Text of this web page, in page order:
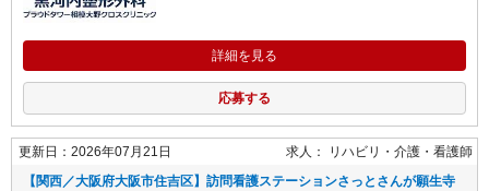
詳細を見る
応募する
更新日：2026年07月21日 求人： リハビリ・介護
看護師
【関西／大阪府大阪市住吉区】訪問看護ステーションさっとさんが願生寺